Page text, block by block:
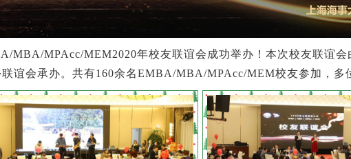
MPAcc/MEM2020年校友联谊会成功举办！本次校友联谊
谊会承办。共有160余名EMBA/MBA/MPAcc/MEM校友参加，多